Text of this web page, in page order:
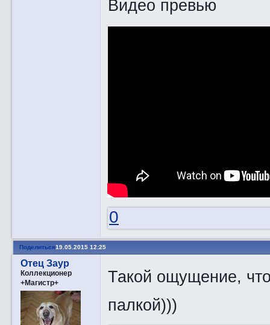
Видео превью
0
Поделиться19.05.2015 12:25
Отец Заур
Коллекционер
+Магистр+
Такой ощущение,
палкой)))